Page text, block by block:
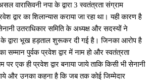
वारासिवनी नपा के द्वारा 3 स्वतंत्रता संग्राम
द्वार का शिलान्यास कराया जा रहा था। यही कारण है
उतराधिकार समिति के अध्यक्ष और सदस्यों ने
के द्वारा भूख हड़ताल शुरूकर दी गई है। जिनका आरोप है
सम्मान पुर्वक प्रवेश द्वार में नाम हो और स्वतंत्रता
पर एक ही प्रवेश द्वार बनाया जाये ताकि किसी भी सेनानी
और उनका कहना है कि जब तक कोई जिम्मेदार